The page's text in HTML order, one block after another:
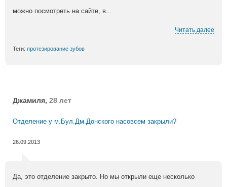
можно посмотреть на сайте, в...
Читать далее
Теги: протезирование зубов
Джамиля, 28 лет
Отделение у м.Бул.Дм.Донского насовсем закрыли?
26.09.2013
Да, это отделение закрыто. Но мы открыли еще несколько